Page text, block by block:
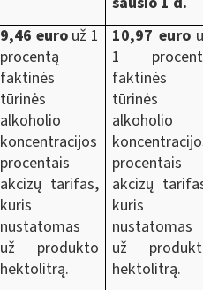
9,46 eurouž 1
procentą
faktinės
tūrinės
alkoholio
koncentracijos
procentais
akcizų tarifas,
kuris
nustatomas
už produkto
hektolitrą.
10,97 euro
1
faktinės
tūrinės
alkoholio
procentais
akcizų
kuris
nustatomas
už
hektolitrą.